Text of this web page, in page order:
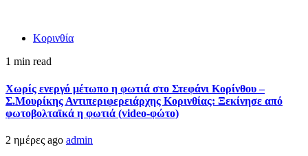
Κορινθία
1 min read
Χωρίς ενεργό μέτωπο η φωτιά στο Στεφάνι Κορίνθου –
Σ.Μουρίκης Αντιπεριφερειάρχης Κορινθίας: Ξεκίνησε από
φωτοβολταϊκά η φωτιά (video-φώτο)
2 ημέρες ago admin